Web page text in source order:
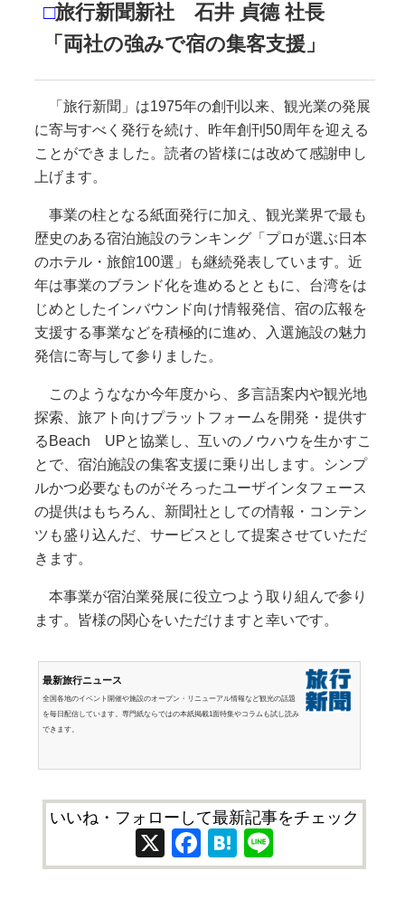
□旅行新聞新社 石井 貞德 社長
「両社の強みで宿の集客支援」
「旅行新聞」は1975年の創刊以来、観光業の発展
に寄与すべく発行を続け、昨年創刊50周年を迎える
ことができました。読者の皆様には改めて感謝申し
上げます。
事業の柱となる紙面発行に加え、観光業界で最も
歴史のある宿泊施設のランキング「プロが選ぶ日本
のホテル・旅館100選」も継続発表しています。近
年は事業のブランド化を進めるとともに、台湾をは
じめとしたインバウンド向け情報発信、宿の広報を
支援する事業などを積極的に進め、入選施設の魅力
発信に寄与して参りました。
このようななか今年度から、多言語案内や観光地
探索、旅アト向けプラットフォームを開発・提供す
るBeach UPと協業し、互いのノウハウを生かすこ
とで、宿泊施設の集客支援に乗り出します。シンプ
ルかつ必要なものがそろったユーザインタフェース
の提供はもちろん、新聞社としての情報・コンテン
ツも盛り込んだ、サービスとして提案させていただ
きます。
本事業が宿泊業発展に役立つよう取り組んで参り
ます。皆様の関心をいただけますと幸いです。
最新旅行ニュース
全国各地のイベント開催や施設のオープン・リニューアル情報など観光の話題
を毎日配信しています。専門紙ならではの本紙掲載1面特集やコラムも試し読み
できます。
いいね・フォローして最新記事をチェック
X Facebook
Hatena